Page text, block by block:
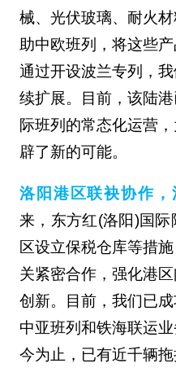
械、光伏玻璃、耐火
助中欧班列，将这些
通过开设波兰专列，
续扩展。目前，该陆
际班列的常态化运营
辟了新的可能。
洛阳港区联袂协作，
来，东方红(洛阳)国
区设立保税仓库等措
关紧密合作，强化港
创新。目前，我们已
中亚班列和铁海联运
今为止，已有近千辆